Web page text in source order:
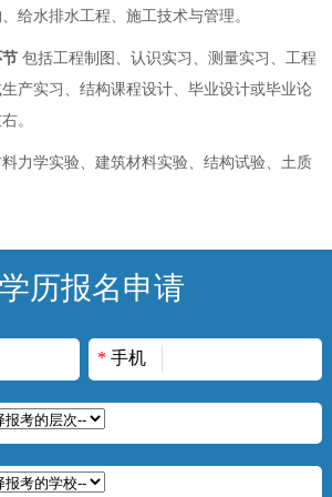
给水排水工程、施工技术与管理。
包括工程制图、认识实习、测量实习、工程
产实习、结构课程设计、毕业设计或毕业论
。
力学实验、建筑材料实验、结构试验、土质
学历报名申请
* 手机